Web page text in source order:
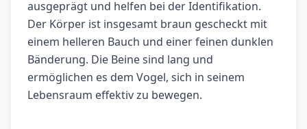
ausgeprägt und helfen bei der Identifikation.
Der Körper ist insgesamt braun gescheckt mit
einem helleren Bauch und einer feinen dunklen
Bänderung. Die Beine sind lang und
ermöglichen es dem Vogel, sich in seinem
Lebensraum effektiv zu bewegen.